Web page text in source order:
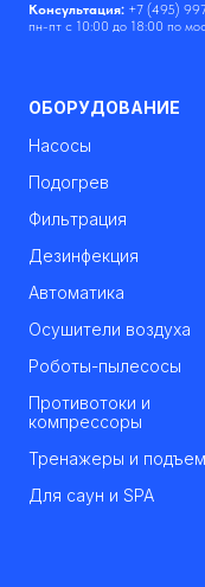
Консультация: +7 (495)
пн-пт с 10:00 до 18:00 по
ОБОРУДОВАНИЕ
Насосы
Подогрев
Фильтрация
Дезинфекция
Автоматика
Осушители воздуха
Роботы-пылесосы
Противотоки и
компрессоры
Тренажеры и
Для саун и SPA